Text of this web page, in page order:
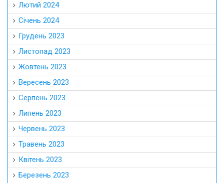
Лютий 2024
Січень 2024
Грудень 2023
Листопад 2023
Жовтень 2023
Вересень 2023
Серпень 2023
Липень 2023
Червень 2023
Травень 2023
Квітень 2023
Березень 2023